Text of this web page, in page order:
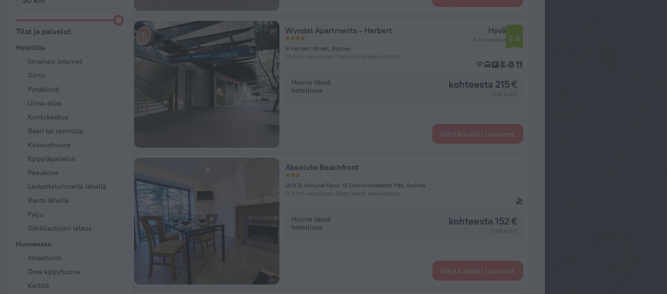
Tilat ja palvelut
Hotellilla
Ilmainen internet
Siirto
Pysäköinti
Uima-allas
Kuntokeskus
Baari tai ravintola
Kokoushuone
Kylpyläpalvelut
Pesukone
Laskettelurinteitä lähellä
Ranta lähellä
Palju
Sähköautojen lataus
Huoneessa
Ilmastointi
Oma kylpyhuone
Keittiö
Wyndel Apartments - Herbert
9 Herbert Street, Sydney
12,4 km kaupungin Slate Island keskustasta
Hyvä
4 arvostelua 6,6
Huone tässä
hotellissa
kohteesta 215 €
Näytä kaikki huoneet
Absolute Beachfront
Unit 3, Ground Floor, 15 Commonwealth Pde, Sydney
17,6 km kaupungin Slate Island keskustasta
Huone tässä
hotellissa
kohteesta 152 €
Näytä kaikki huoneet